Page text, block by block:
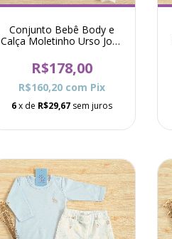
Conjunto Bebê Body e
Calça Moletinho Urso José
R$178,00
R$160,20 com Pix
6x de R$29,67 sem juros